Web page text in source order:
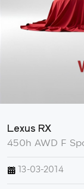
Lexus RX
450h AWD F
Parkeersensoren
13-03-2014